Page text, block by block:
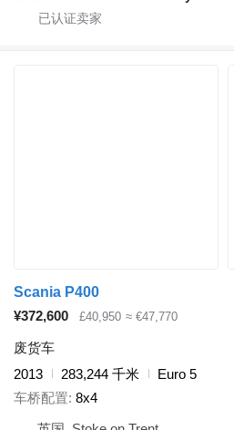
Scania P400
¥372,600
£40,950 ≈ €47,770
废货车
2013
283,244 千米
Euro 5
车桥配置 8x4